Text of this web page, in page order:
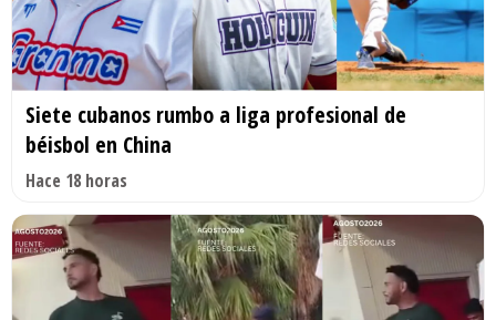
Siete cubanos rumbo a liga profesional de
béisbol en China
Hace 18 horas